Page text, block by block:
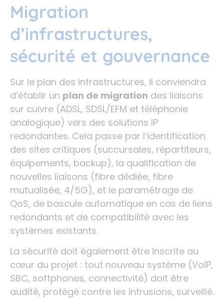
Migration
d’infrastructures,
sécurité et gouvernance
Sur le plan des infrastructures, il conviendra
d’établir un plan de migration des liaisons
sur cuivre (ADSL, SDSL/EFM et téléphonie
analogique) vers des solutions IP
redondantes. Cela passe par l’identification
des sites critiques (succursales, répartiteurs,
équipements, backup), la qualification de
nouvelles liaisons (fibre dédiée, fibre
mutualisée, 4/5G), et le paramétrage de
QoS, de bascule automatique en cas de liens
redondants et de compatibilité avec les
systèmes existants.
La sécurité doit également être inscrite au
cœur du projet : tout nouveau système (VoIP,
SBC, softphones, connectivité) doit être
audité, protégé contre les intrusions, surveillé.